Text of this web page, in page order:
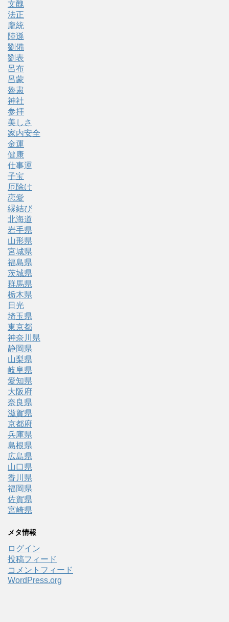
文醜
法正
龐統
陸遜
劉備
劉表
呂布
呂蒙
魯粛
神社
参拝
美しさ
家内安全
金運
健康
仕事運
子宝
厄除け
恋愛
縁結び
北海道
岩手県
山形県
宮城県
福島県
茨城県
群馬県
栃木県
日光
埼玉県
東京都
神奈川県
静岡県
山梨県
岐阜県
愛知県
大阪府
奈良県
滋賀県
京都府
兵庫県
島根県
広島県
山口県
香川県
福岡県
佐賀県
宮崎県
メタ情報
ログイン
投稿フィード
コメントフィード
WordPress.org